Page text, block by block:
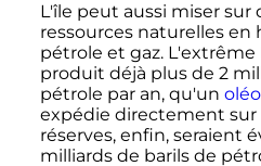
L'île peut aussi miser
ressources naturelles en
pétrole et gaz.
produit déjà plus de 2
pétrole par an, qu'un
expédie directement sur
réserves, enfin, seraient
milliards de barils de